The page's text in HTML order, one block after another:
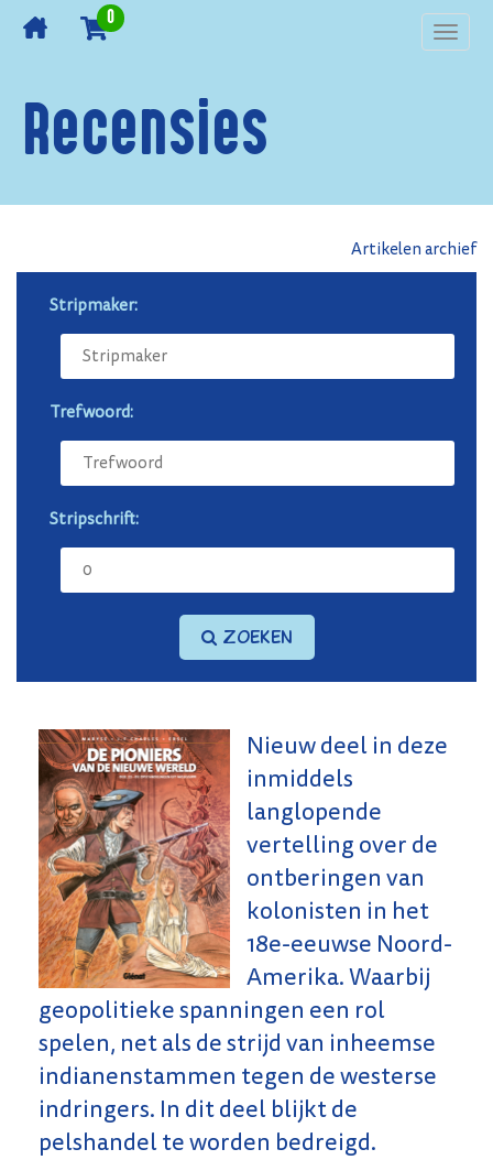
0
Recensies
Artikelen archief
Stripmaker:
Trefwoord:
Stripschrift:
Zoeken
Nieuw deel in deze
inmiddels
langlopende
vertelling over de
ontberingen van
kolonisten in het
18e-eeuwse Noord-
Amerika. Waarbij
geopolitieke spanningen een rol
spelen, net als de strijd van inheemse
indianenstammen tegen de westerse
indringers. In dit deel blijkt de
pelshandel te worden bedreigd.